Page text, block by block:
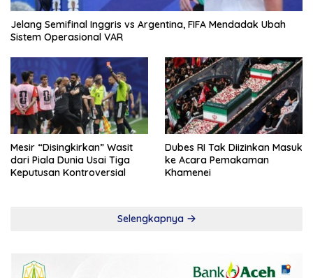
Jelang Semifinal Inggris vs Argentina, FIFA Mendadak Ubah
Sistem Operasional VAR
Mesir “Disingkirkan” Wasit
dari Piala Dunia Usai Tiga
Keputusan Kontroversial
Dubes RI Tak Diizinkan Masuk
ke Acara Pemakaman
Khamenei
Selengkapnya